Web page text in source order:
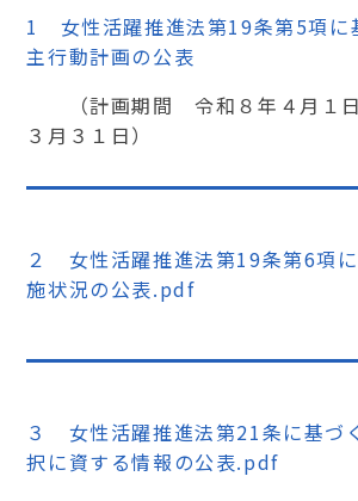
1 女性活躍推進法第19条第5項に
主行動計画の公表
（計画期間 令和８年４月１日
３月３１日）
２ 女性活躍推進法第19条第6項
施状況の公表.pdf
３ 女性活躍推進法第21条に基づ
択に資する情報の公表.pdf